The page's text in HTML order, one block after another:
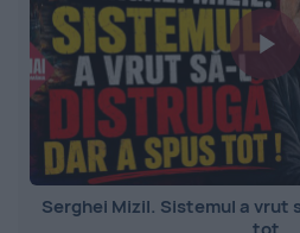
Serghei Mizil. Sistemul a vrut